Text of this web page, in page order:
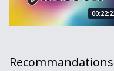
Recommandations